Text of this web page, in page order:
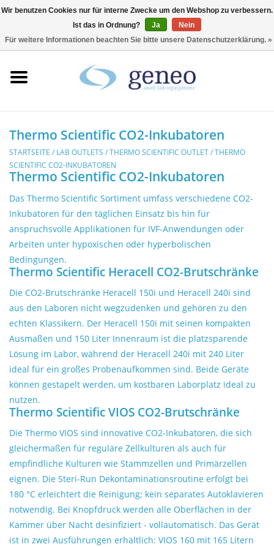
HPLC & Chromatographie
Biotechnologie
Inkubatoren &
Trockenschränke
Kühlschränke
Laborgeräte
Pumpen
Schütteln und Mischen
Waagen
Zentrifugen
Yellow Sub
Medizin
Laborgeräten bewerten
Thermo Scientific CO2-Inkubatoren
STARTSEITE / LAB OUTLETS /THERMO SCIENTIFIC OUTLET/THERMO
SCIENTIFIC CO2-INKUBATOREN
Thermo Scientific CO2-Inkubatoren
Das Thermo Scientific Sortiment umfass verschiedene CO2-
Inkubatoren für den täglichen Einsatz bis hin für
anspruchsvolle Applikationen für IVF-Anwendungen oder
Arbeiten unter hypoxischen oder hyperbolischen
Bedingungen.
Thermo Scientific Heracell CO2-Brutschränke
Die CO2-Brutschränke Heracell 150i und Heracell 240i sind
aus den Laboren nicht wegzudenken und gehören zu den
echten Klassikern. Der Heracell 150i mit seinen kompakten
Ausmaßen und 150 Liter Innenraum ist die platzsparende
Lösung im Labor, während der Heracell 240i mit 240 Liter
ideal für ein großes Probenaufkommen sind. Beide Geräte
können gestapelt werden, um kostbaren Laborplatz ideal zu
nutzen.
Thermo Scientific VIOS CO2-Brutschränke
Die Thermo VIOS sind innovative CO2-Inkubatoren, die sich
gleichermaßen für reguläre Zellkulturen als auch für
empfindliche Kulturen wie Stammzellen und Primärzellen
eignen. Die Steri-Run Dekontaminationsroutine erfolgt bei
180 °C erleichtert die Reinigung; kein separates Autoklavieren
notwendig. Bei Knopfdruck werden alle Oberflächen in der
Kammer über Nacht desinfiziert - vollautomatisch. Das Gerät
ist in zwei Ausführungen erhältlich: VIOS 160 mit 165 Litern
Wir benutzen Cookies nur für interne Zwecke um den Webshop zu verbessern.
Ist das in Ordnung?
Ja
Nein
Für weitere Informationen beachten Sie bitte unsere Datenschutzerklärung. »